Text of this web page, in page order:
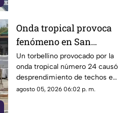
Onda tropical provoca
fenómeno en San
Cristóbal: torbellino
desprende techos de
locales y derriba
árboles
Un torbellino provocado por la
onda tropical número 24 causó
desprendimiento de techos en
un mercado y la caída de
agosto 05, 2026 06:02 p. m.